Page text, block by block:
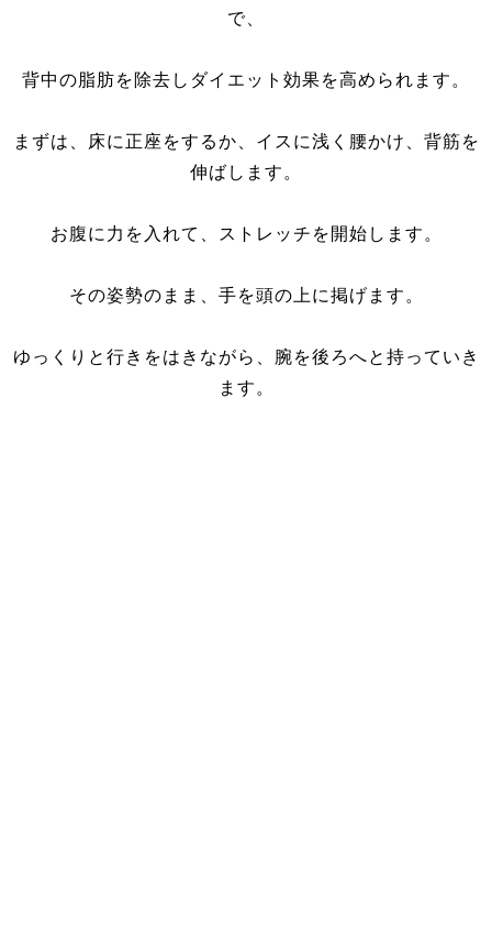
で、
背中の脂肪を除去しダイエット効果を高められます。
まずは、床に正座をするか、イスに浅く腰かけ、背筋を
伸ばします。
お腹に力を入れて、ストレッチを開始します。
その姿勢のまま、手を頭の上に掲げます。
ゆっくりと行きをはきながら、腕を後ろへと持っていき
ます。